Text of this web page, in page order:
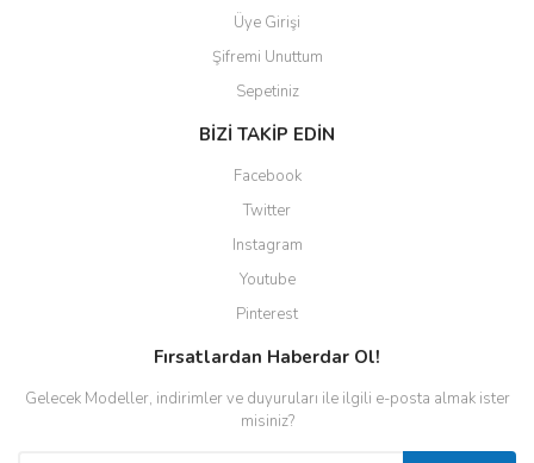
Üye Girişi
Şifremi Unuttum
Sepetiniz
BİZİ TAKİP EDİN
Facebook
Twitter
Instagram
Youtube
Pinterest
Fırsatlardan Haberdar Ol!
Gelecek Modeller, indirimler ve duyuruları ile ilgili e-posta almak ister
misiniz?